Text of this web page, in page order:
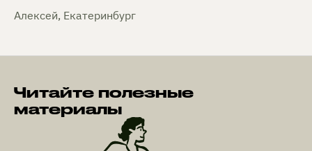
Алексей, Екатеринбург
Читайте полезные
материалы